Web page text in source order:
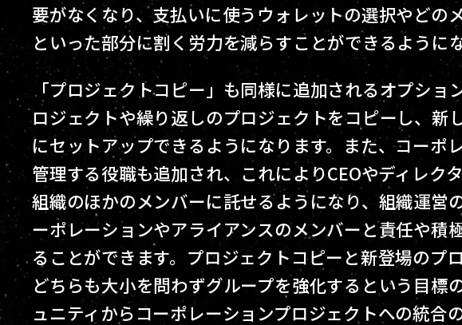
要がなくなり、支払いに使うウォレットの選択やどの
といった部分に割く労力を減らすことができるように
「プロジェクトコピー」も同様に追加されるオプショ
ロジェクトや繰り返しのプロジェクトをコピーし、新
にセットアップできるようになります。また、コーポ
管理する役職も追加され、これによりCEOやディレク
組織のほかのメンバーに託せるようになり、組織運営
ーポレーションやアライアンスのメンバーと責任や積
ることができます。プロジェクトコピーと新登場のプ
どちらも大小を問わずグループを強化するという目標
ュニティからコーポレーションプロジェクトへの統合